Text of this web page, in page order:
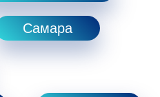
Самара